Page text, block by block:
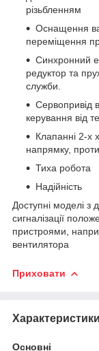
різьбленням
Оснащення
переміщення
Синхронний
редуктор та
служби.
Сервопривід
керування від
Клапанні 2-х
напрямку,
Тиха робота
Надійність
Доступні моделі з
сигналізації
пристроями,
вентилятора
Приховати
Характеристики
Основні